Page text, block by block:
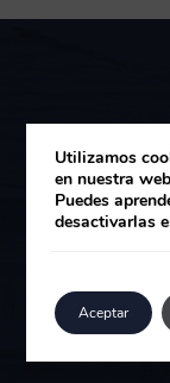
Utilizamos
en nuestra
Puedes
desactivarlas
Aceptar